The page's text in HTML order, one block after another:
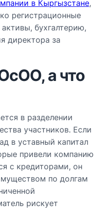
в Кыргызстане,
регистрационные
бухгалтерию,
директора за
а что
в разделении
участников. Если
в уставный капитал
привели компанию
с кредиторами, он
по долгам
рискует